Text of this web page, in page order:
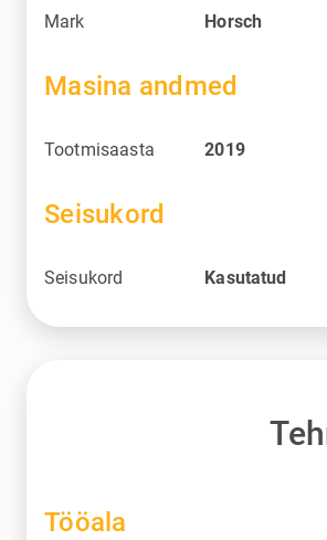
Mark Horsch
Masina andmed
Tootmisaasta 2019
Seisukord
Seisukord Kasutatud
Tööala